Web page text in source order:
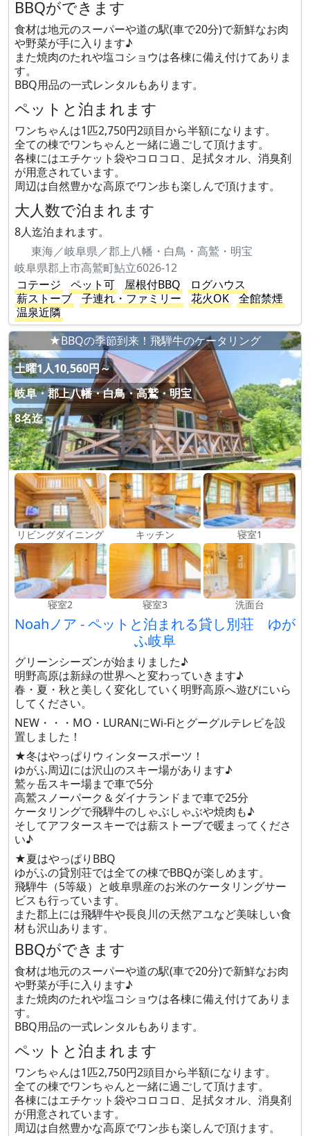
BBQができます
食材は地元のスーパーや道の駅(車で20分)で新鮮なお肉
や野菜が手に入ります♪
また焼肉のたれや塩コショウは各棟に備え付けてありま
す。
BBQ用品の一式レンタルもあります。
ペットと泊まれます
ワンちゃんは1匹2,750円2頭目から半額になります。
全ての棟でワンちゃんと一緒に過ごして頂けます。
各棟にはエチケット袋やコロコロ、足拭タオル、消臭剤
が用意されています。
周辺は自然豊かな高原でワン歩も楽しんで頂けます。
大人数で泊まれます
8人迄泊まれます。
東海／岐阜県／郡上八幡・白鳥・高鷲・明宝
岐阜県郡上市高鷲町鮎立6026-12
コテージ
ペット可 屋根付BBQ
ログハウス
薪ストーブ
子連れ・ファミリー 花火OK
全館禁煙
温泉近隣
★BBQの季節到来！飛騨牛のケータリング
土曜1人10,560円～
岐阜・郡上八幡・白鳥・高鷲・明宝
8名迄
リビングダイニング キッチン 寝室1
寝室2 寝室3 洗面台
Noahノア - ペットと泊まれる貸し別荘 ゆが
ふ岐阜
グリーンシーズンが始まりました♪
明野高原は新緑の世界へと変わっていきます♪
春・夏・秋と美しく変化していく明野高原へ遊びにいら
してください。
NEW・・・MO・LURANにWi-Fiとグーグルテレビを設
置しました！
★冬はやっぱりウィンタースポーツ！
ゆがふ周辺には沢山のスキー場があります♪
鷲ヶ岳スキー場まで車で5分
高鷲スノーパーク＆ダイナランドまで車で25分
ケータリングで飛騨牛のしゃぶしゃぶや焼肉も♪
そしてアフタースキーでは薪ストーブで暖まってくださ
い♪
★夏はやっぱりBBQ
ゆがふの貸別荘では全ての棟でBBQが楽しめます。
飛騨牛（5等級）と岐阜県産のお米のケータリングサー
ビスも行っています。
また郡上には飛騨牛や長良川の天然アユなど美味しい食
材も沢山あります。
BBQができます
食材は地元のスーパーや道の駅(車で20分)で新鮮なお肉
や野菜が手に入ります♪
また焼肉のたれや塩コショウは各棟に備え付けてありま
す。
BBQ用品の一式レンタルもあります。
ペットと泊まれます
ワンちゃんは1匹2,750円2頭目から半額になります。
全ての棟でワンちゃんと一緒に過ごして頂けます。
各棟にはエチケット袋やコロコロ、足拭タオル、消臭剤
が用意されています。
周辺は自然豊かな高原でワン歩も楽しんで頂けます。